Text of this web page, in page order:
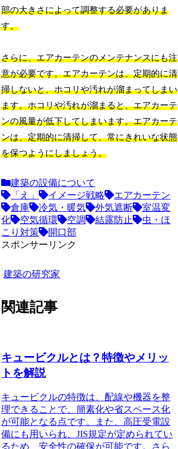
部の大きさによって調整する必要がありま
す。
さらに、エアカーテンのメンテナンスにも注
意が必要です。エアカーテンは、定期的に清
掃しないと、ホコリや汚れが溜まってしまい
ます。ホコリや汚れが溜まると、エアカーテ
ンの風量が低下してしまいます。エアカーテ
ンは、定期的に清掃して、常にきれいな状態
を保つようにしましょう。
建築の設備について
「え」
イメージ戦略
エアカーテン
倉庫
冷気・暖気 外気遮断
室温変
化
空気循環 空調 結露防止
虫・ほ
こり対策
開口部
スポンサーリンク
建築の研究家
関連記事
キュービクルとは？特徴やメリッ
トを解説
キュービクルの特徴は、配線や機器を整
理できることで、簡素化や省スペース化
が可能となる点です。また、高圧受電設
備にも用いられ、JIS規定が定められてい
るため、安全性の確保が可能です。さら